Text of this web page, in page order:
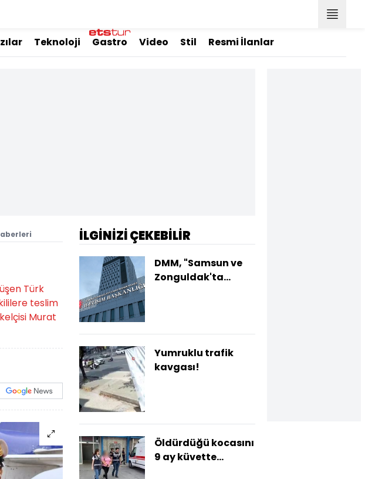
Teknoloji Gastro Video Stil Resmi İlanlar
Türk
teslim
Murat
İLGİNİZİ ÇEKEBİLİR
DMM, "Samsun ve
Zonguldak'ta
Yumruklu trafik
kavgası!
Öldürdüğü kocasını
9 ay küvette